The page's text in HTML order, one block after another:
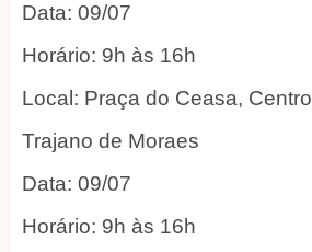
Data: 09/07
Horário: 9h às 16h
Local: Praça do Ceasa, Centro
Trajano de Moraes
Data: 09/07
Horário: 9h às 16h